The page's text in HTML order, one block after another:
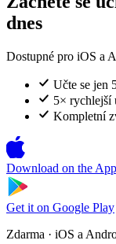
dnes
Dostupné pro iOS a
Učte se jen
5× rychlejší
Kompletní
Download on the
Get it on Google Play
Zdarma · iOS a